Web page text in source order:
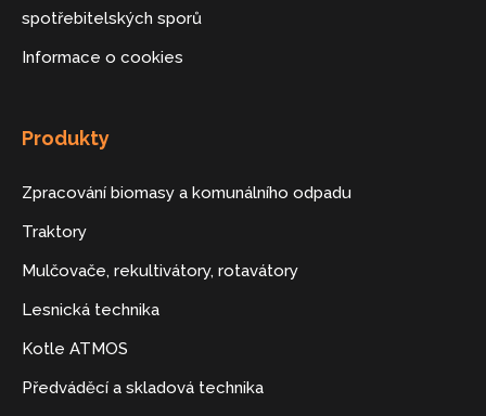
spotřebitelských sporů
Informace o cookies
Produkty
Zpracování biomasy a komunálního odpadu
Traktory
Mulčovače, rekultivátory, rotavátory
Lesnická technika
Kotle ATMOS
Předváděcí a skladová technika